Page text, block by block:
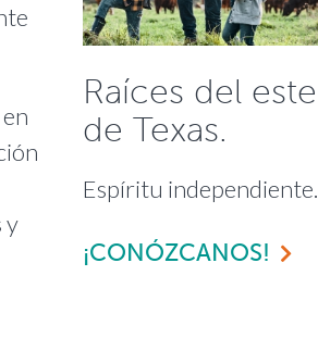
y
Raíces del este
de Texas.
Espíritu independiente.
¡CONÓZCANOS!